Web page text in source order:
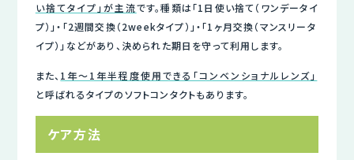
い捨てタイプ」が主流です。種類は「1日使い捨て（ワンデータイ
プ）」・「2週間交換（2weekタイプ）」・「1ヶ月交換（マンスリータ
イプ）」などがあり、決められた期日を守って利用します。
また、 1年～1年半程度使用できる「コンベンショナルレンズ」
と呼ばれるタイプのソフトコンタクトもあります。
ケア方法